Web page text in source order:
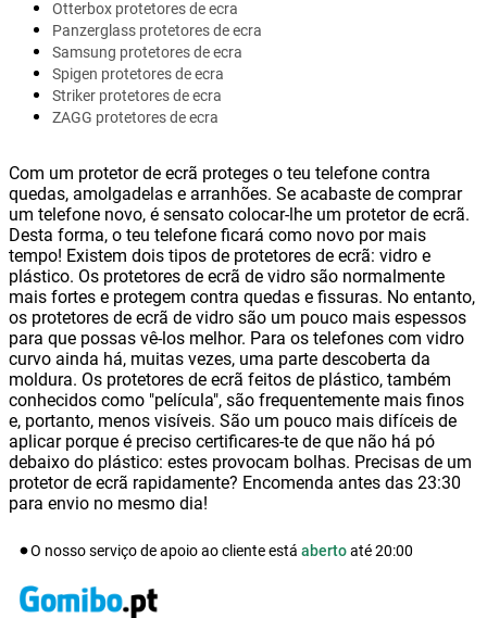
Otterbox protetores de ecra
Panzerglass protetores de ecra
Samsung protetores de ecra
Spigen protetores de ecra
Striker protetores de ecra
ZAGG protetores de ecra
Com um protetor de ecrã proteges o teu telefone contra
quedas, amolgadelas e arranhões. Se acabaste de comprar
um telefone novo, é sensato colocar-lhe um protetor de ecrã.
Desta forma, o teu telefone ficará como novo por mais
tempo! Existem dois tipos de protetores de ecrã: vidro e
plástico. Os protetores de ecrã de vidro são normalmente
mais fortes e protegem contra quedas e fissuras. No entanto,
os protetores de ecrã de vidro são um pouco mais espessos
para que possas vê-los melhor. Para os telefones com vidro
curvo ainda há, muitas vezes, uma parte descoberta da
moldura. Os protetores de ecrã feitos de plástico, também
conhecidos como "película", são frequentemente mais finos
e, portanto, menos visíveis. São um pouco mais difíceis de
aplicar porque é preciso certificares-te de que não há pó
debaixo do plástico: estes provocam bolhas. Precisas de um
protetor de ecrã rapidamente? Encomenda antes das 23:30
para envio no mesmo dia!
O nosso serviço de apoio ao cliente está abertoaté20:00